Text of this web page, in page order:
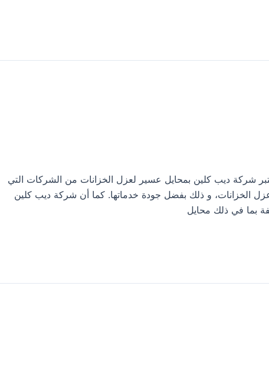
فى محايل عسير 0533413281 حيث تعتبر شركة ديب كلين بمحايل عسير لعزل الخزانات من الشركات التي
الخزانات، و ذلك بفضل جودة خدماتها. كما أن شركة ديب كلين
بما في ذلك محايل